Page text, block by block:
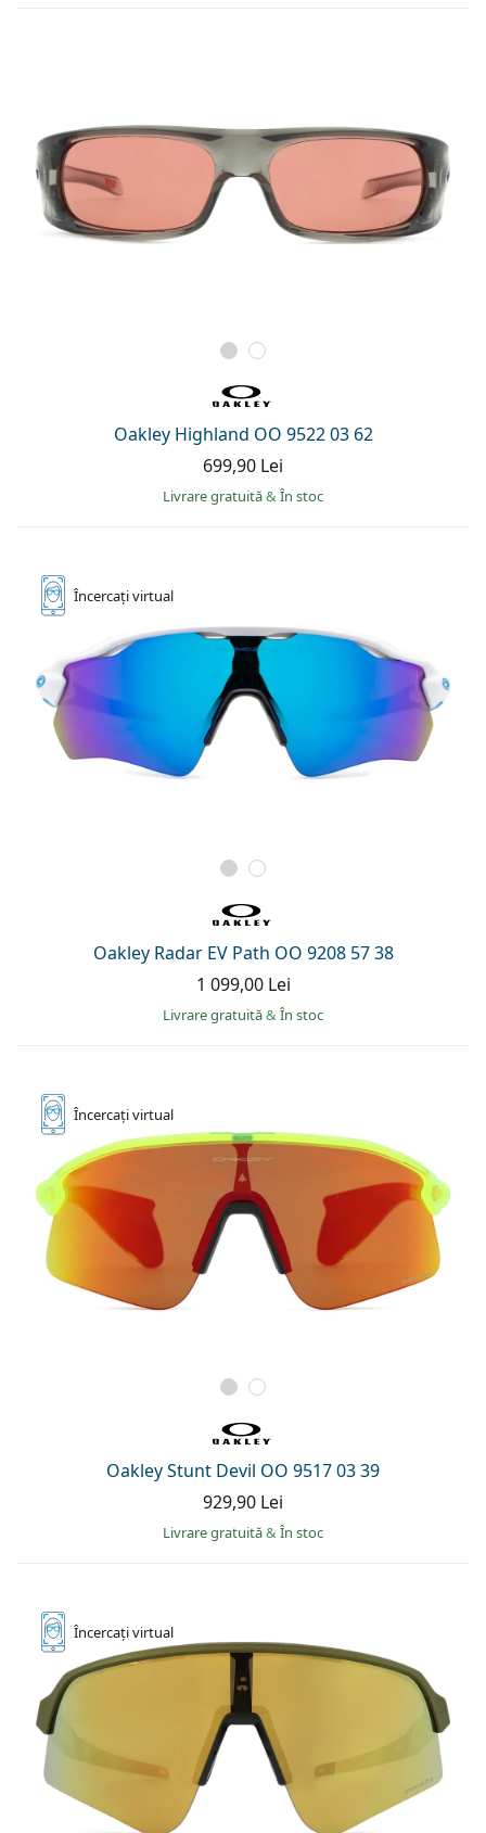
Oakley Highland OO 9522 03 62
699,90 Lei
Livrare gratuită& În stoc
Încercațivirtual
Oakley Radar EV Path OO 9208 57 38
1 099,00 Lei
Livrare gratuită& În stoc
Încercațivirtual
Oakley Stunt Devil OO 9517 03 39
929,90 Lei
Livrare gratuită& În stoc
Încercațivirtual